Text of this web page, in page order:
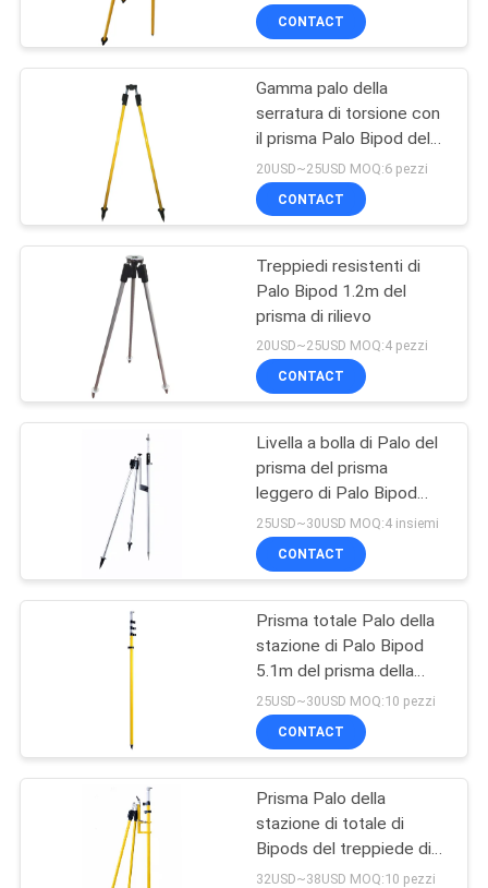
CONTROLLO
DI
QUALITÀ
CONTATTICI
RICHIEDA
CITAZIONE
MAPPA
DEL
PRIVACY
POLICY
CONTACT
Gamma palo della
serratura di torsione con
il prisma Palo Bipod del
prisma GNSS
20USD~25USD MOQ:6 pezzi
CONTACT
Treppiedi resistenti di
Palo Bipod 1.2m del
prisma di rilievo
20USD~25USD MOQ:4 pezzi
CONTACT
Livella a bolla di Palo del
prisma del prisma
leggero di Palo Bipod
2.15m
25USD~30USD MOQ:4 insiemi
CONTACT
Prisma totale Palo della
stazione di Palo Bipod
5.1m del prisma della
serratura di torsione
25USD~30USD MOQ:10 pezzi
CONTACT
Prisma Palo della
stazione di totale di
Bipods del treppiede di
Palo del prisma della
32USD~38USD MOQ:10 pezzi